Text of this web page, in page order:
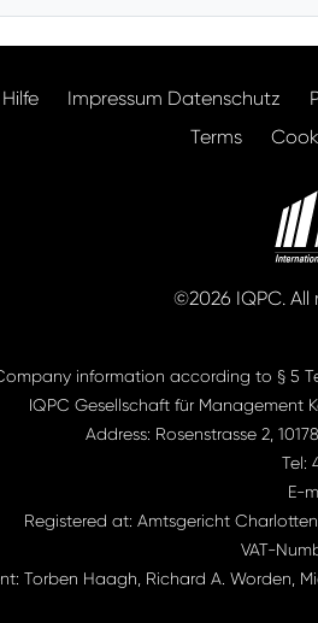
Hilfe Impressum Datenschutz
Terms
©2026 IQPC. All
information according to § 5
IQPC Gesellschaft für Management
Address: Rosenstrasse 2,
Tel:
E-
Registered at: Amtsgericht
VAT-
Torben Haagh, Richard A. Worden,